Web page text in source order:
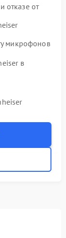
отказе от
микрофонов
в